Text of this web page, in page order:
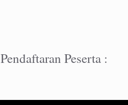
Pendaftaran Peserta :